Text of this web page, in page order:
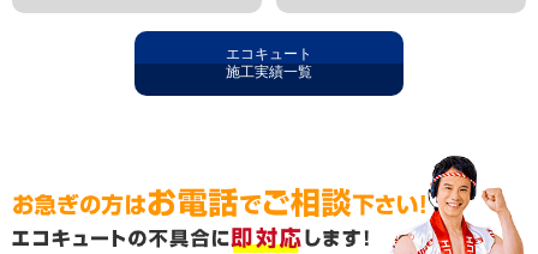
エコキュート
施工実績一覧